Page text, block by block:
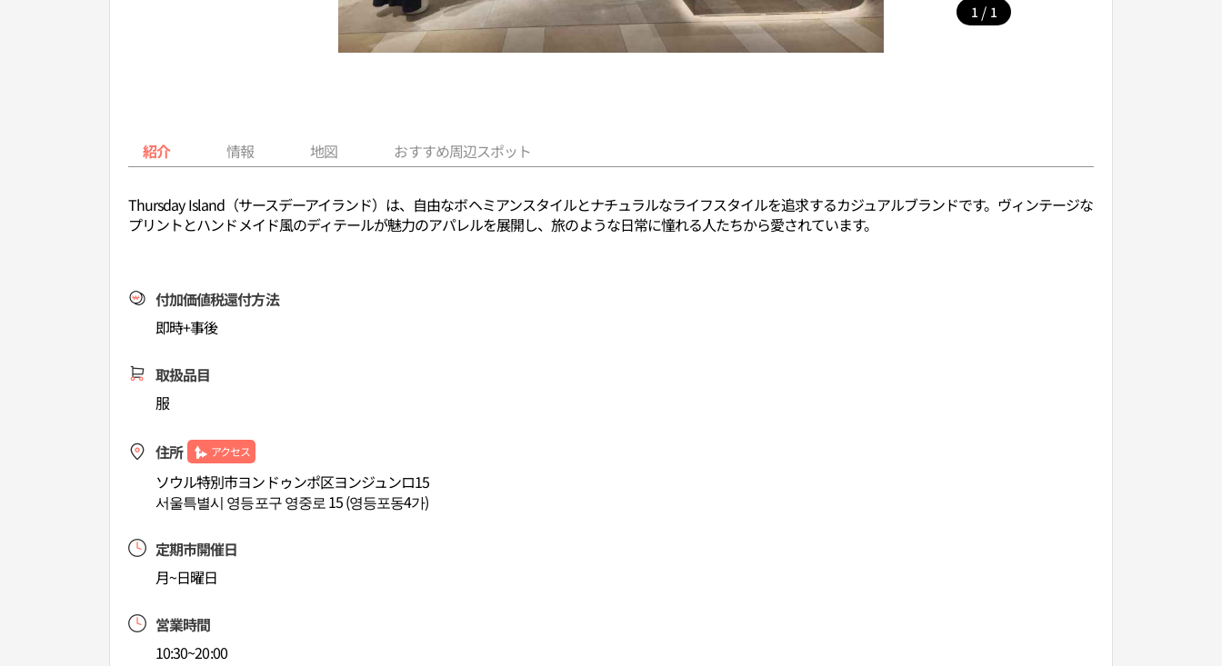
1 / 1
紹介 情報 地図 おすすめ周辺スポット
Thursday Island（サースデーアイランド）は、自由なボヘミアンスタイルとナチュラルなライフスタイルを追求するカジュアルブランドです。ヴィンテージな
プリントとハンドメイド風のディテールが魅力のアパレルを展開し、旅のような日常に憧れる人たちから愛されています。
付加価値税還付方法
即時+事後
取扱品目
服
住所 アクセス
ソウル特別市ヨンドゥンポ区ヨンジュンロ15
서울특별시 영등포구 영중로 15 (영등포동4가)
定期市開催日
月~日曜日
営業時間
10:30~20:00